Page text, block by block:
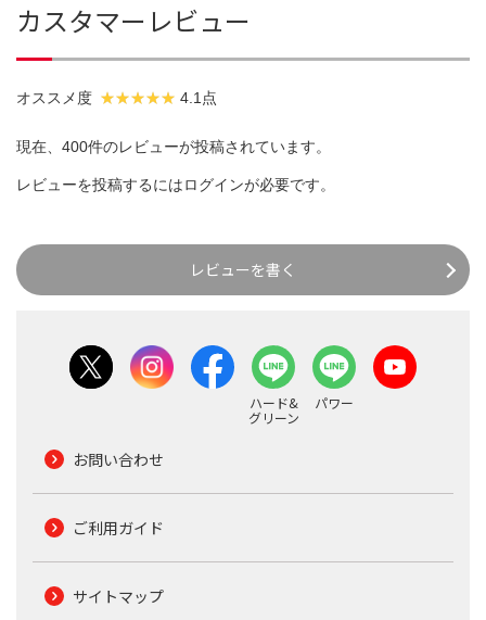
カスタマーレビュー
オススメ度 4.1点
現在、400件のレビューが投稿されています。
レビューを投稿するにはログインが必要です。
レビューを書く
ハード&
グリーン
パワー
お問い合わせ
ご利用ガイド
サイトマップ